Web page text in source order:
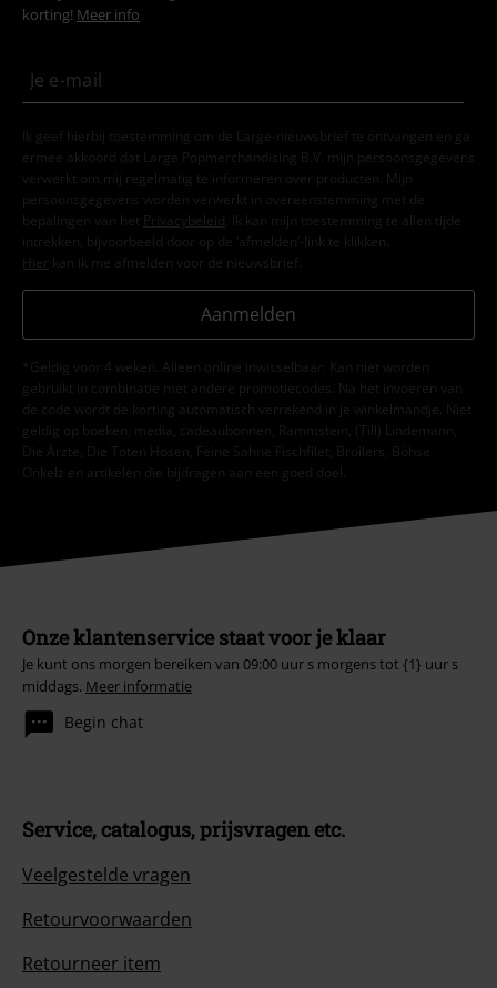
korting! Meer info
Ik geef hierbij toestemming om de Large-nieuwsbrief te ontvangen en ga
ermee akkoord dat Large Popmerchandising B.V. mijn persoonsgegevens
verwerkt om mij regelmatig te informeren over producten. Mijn
persoonsgegevens worden verwerkt in overeenstemming met de
bepalingen van het
Privacybeleid . Ik kan mijn toestemming te allen tijde
intrekken, bijvoorbeeld door op de ‘afmelden’-link te klikken.
Hier kan ik me afmelden voor de nieuwsbrief.
Aanmelden
*Geldig voor 4 weken. Alleen online inwisselbaar. Kan niet worden
gebruikt in combinatie met andere promotiecodes. Na het invoeren van
de code wordt de korting automatisch verrekend in je winkelmandje. Niet
geldig op boeken, media, cadeaubonnen, Rammstein, (Till) Lindemann,
Die Ärzte, Die Toten Hosen, Feine Sahne Fischfilet, Broilers, Böhse
Onkelz en artikelen die bijdragen aan een goed doel.
Onze klantenservice staat voor je klaar
Je kunt ons morgen bereiken van 09:00 uur s morgens tot {1} uur s
middags. Meer informatie
Begin chat
Service, catalogus, prijsvragen etc.
Veelgestelde vragen
Retourvoorwaarden
Retourneer item